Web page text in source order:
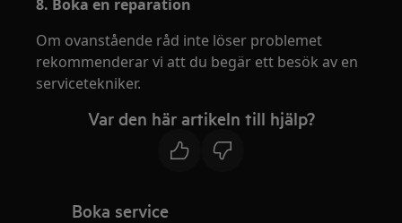
8. Boka en reparation
Om ovanstående råd inte löser problemet
rekommenderar vi att du begär ett besök av en
servicetekniker.
Var den här artikeln till hjälp?
Boka service